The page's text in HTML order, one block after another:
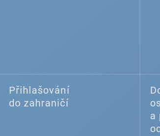
Přihlašování
do zahraničí
a